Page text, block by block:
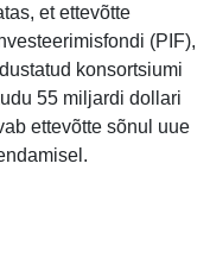
et ettevõtte
(PIF),
konsortsiumi
55 miljardi dollari
ettevõtte sõnul uue